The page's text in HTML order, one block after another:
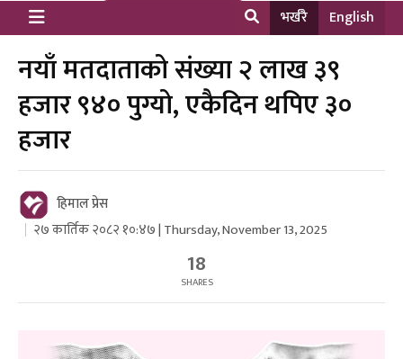
भर्खरै English
नयाँ मतदाताको संख्या २ लाख ३९
हजार ९४० पुग्यो, एकैदिन थपिए ३०
हजार
हिमाल प्रेस
२७ कार्तिक २०८२ १०:४७ | Thursday, November 13, 2025
18
SHARES